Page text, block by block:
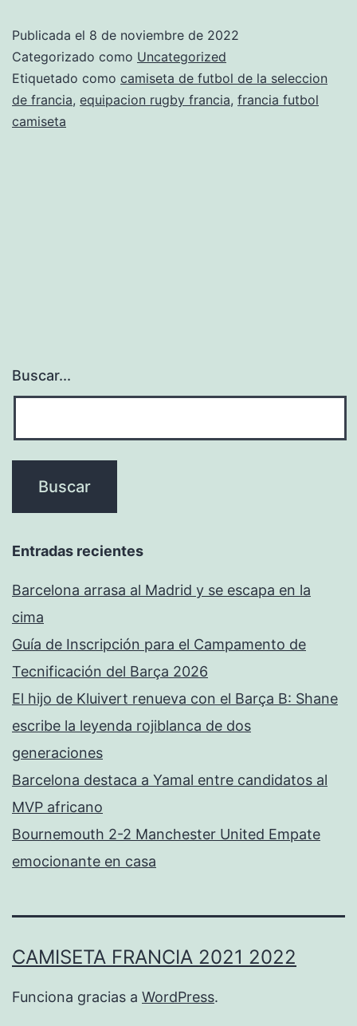
Publicada el 8 de noviembre de 2022
Categorizado como Uncategorized
Etiquetado como camiseta de futbol de la seleccion
de francia, equipacion rugby francia, francia futbol
camiseta
Buscar...
Entradas recientes
Barcelona arrasa al Madrid y se escapa en la
cima
Guía de Inscripción para el Campamento de
Tecnificación del Barça 2026
El hijo de Kluivert renueva con el Barça B: Shane
escribe la leyenda rojiblanca de dos
generaciones
Barcelona destaca a Yamal entre candidatos al
MVP africano
Bournemouth 2-2 Manchester United Empate
emocionante en casa
CAMISETA FRANCIA 2021 2022
Funciona gracias a WordPress.